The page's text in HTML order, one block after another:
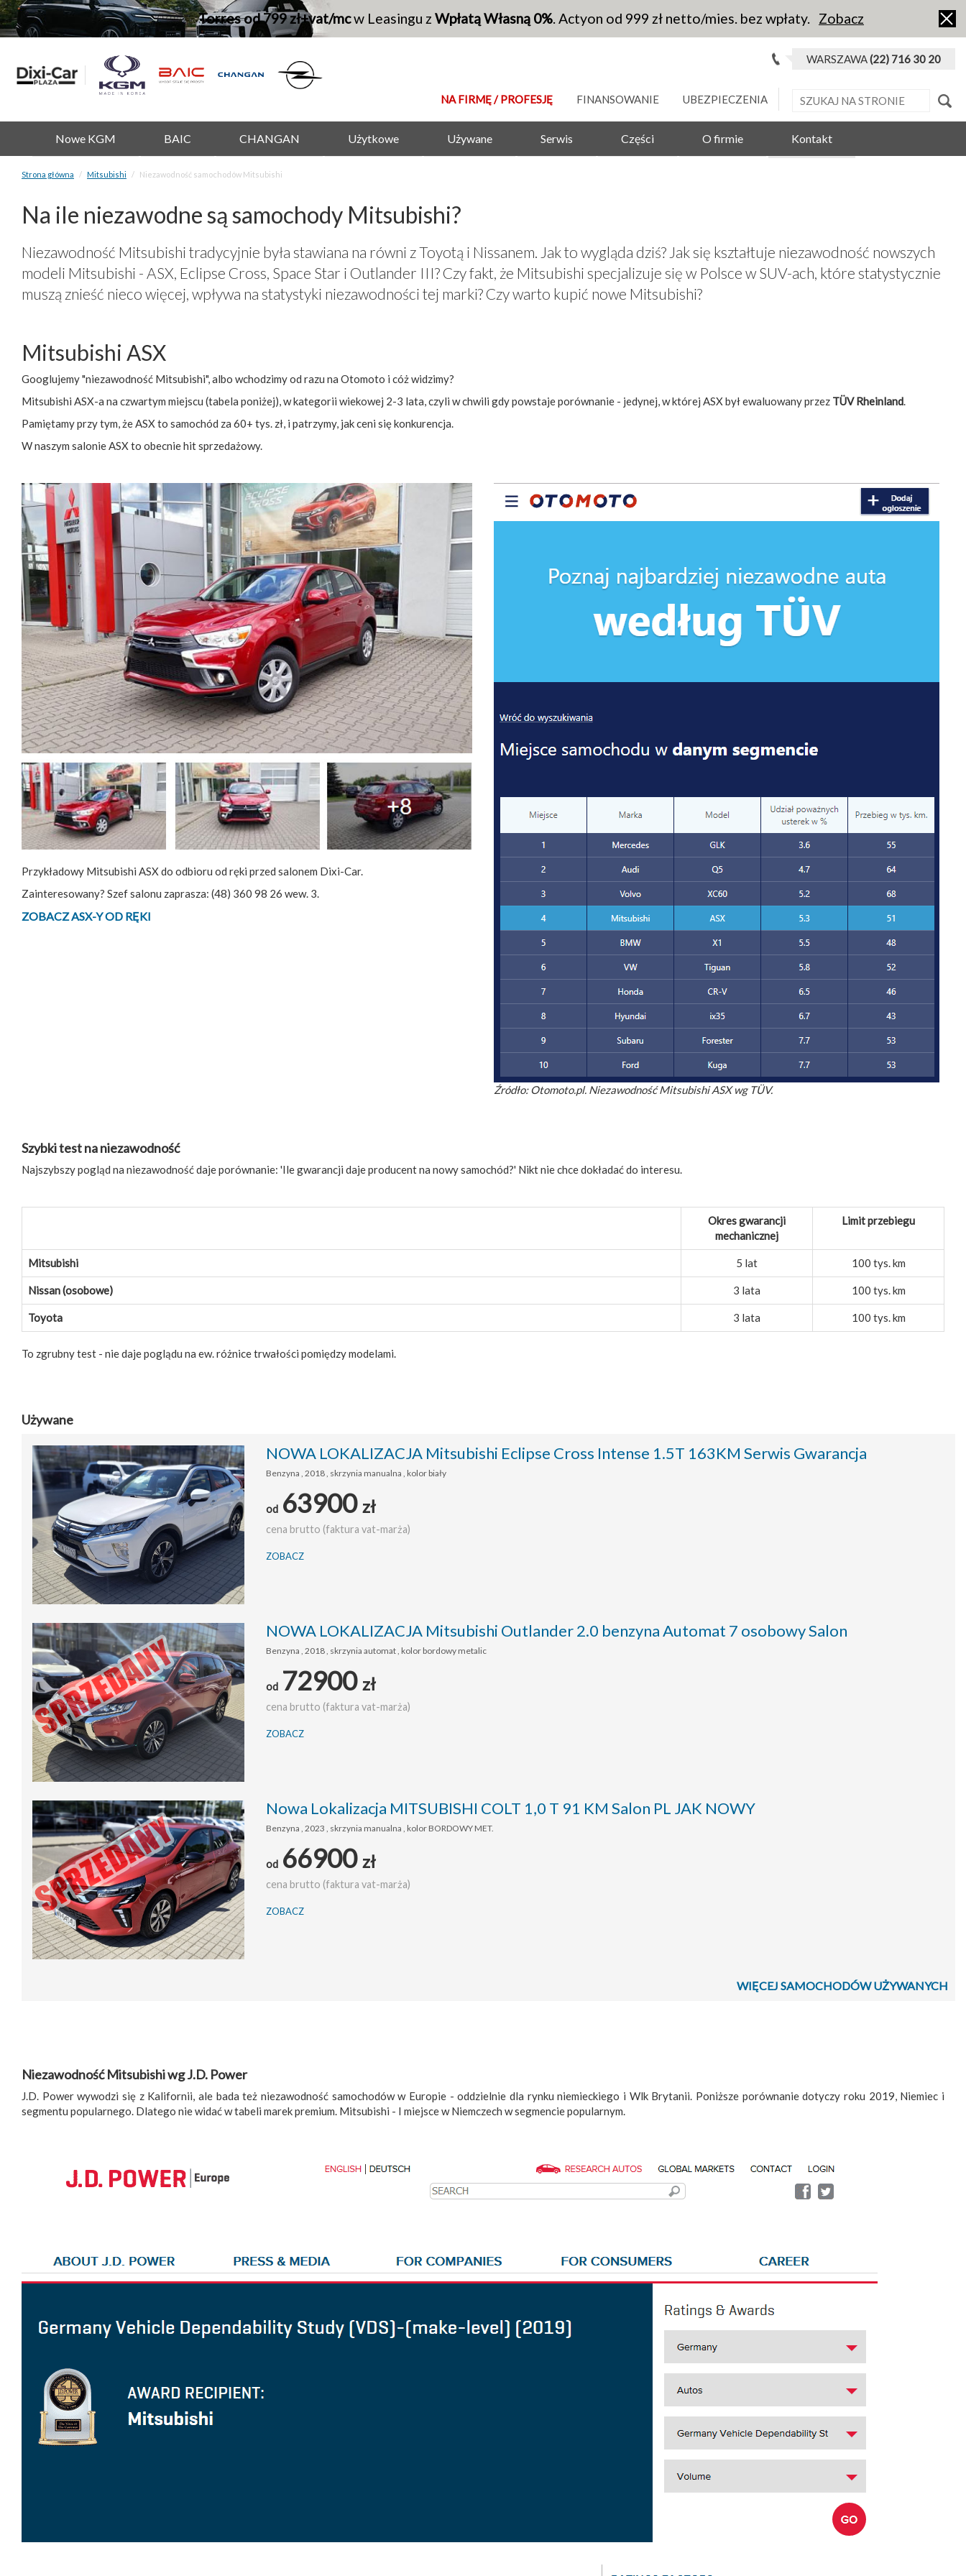
Torres od 799 zł+vat/mcw Leasingu z Wpłatą Własną 0%. Actyon od 999 zł netto/mies. bez wpłaty. Zobacz
WARSZAWA(22) 716 30 20
NA FIRMĘ / PROFESJĘ FINANSOWANIE UBEZPIECZENIA
Nowe KGM BAIC CHANGAN Użytkowe Używane Serwis Części O firmie Kontakt
Strona główna Mitsubishi Niezawodność samochodów Mitsubishi
Na ile niezawodne są samochody Mitsubishi?
Niezawodność Mitsubishi tradycyjnie była stawiana na równi z Toyotą i Nissanem. Jak to wygląda dziś? Jak się kształtuje niezawodność nowszych
modeli Mitsubishi - ASX, Eclipse Cross, Space Star i Outlander III? Czy fakt, że Mitsubishi specjalizuje się w Polsce w SUV-ach, które statystycznie
muszą znieść nieco więcej, wpływa na statystyki niezawodności tej marki? Czy warto kupić nowe Mitsubishi?
Mitsubishi ASX
Googlujemy "niezawodność Mitsubishi", albo wchodzimy od razu na Otomoto i cóż widzimy?
Mitsubishi ASX-a na czwartym miejscu (tabela poniżej), w kategorii wiekowej 2-3 lata, czyli w chwili gdy powstaje porównanie - jedynej, w której ASX był ewaluowany przez TÜV Rheinland.
Pamiętamy przy tym, że ASX to samochód za 60+ tys. zł, i patrzymy, jak ceni się konkurencja.
W naszym salonie ASX to obecnie hit sprzedażowy.
Przykładowy Mitsubishi ASX do odbioru od ręki przed salonem Dixi-Car.
Zainteresowany? Szef salonu zaprasza: (48) 360 98 26 wew. 3.
ZOBACZ ASX-Y OD RĘKI
Źródło: Otomoto.pl. Niezawodność Mitsubishi ASX wg TÜV.
Szybki test na niezawodność
Najszybszy pogląd na niezawodność daje porównanie: 'Ile gwarancji daje producent na nowy samochód?' Nikt nie chce dokładać do interesu.
Okres gwarancji
mechanicznej
Limit przebiegu
Mitsubishi 5 lat 100 tys. km
Nissan (osobowe) 3 lata 100 tys. km
Toyota 3 lata 100 tys. km
To zgrubny test - nie daje poglądu na ew. różnice trwałości pomiędzy modelami.
Używane
NOWA LOKALIZACJA Mitsubishi Eclipse Cross Intense 1.5T 163KM Serwis Gwarancja
Benzyna , 2018 , skrzynia manualna , kolor biały
od 63900 zł
cena brutto (faktura vat-marża)
ZOBACZ
NOWA LOKALIZACJA Mitsubishi Outlander 2.0 benzyna Automat 7 osobowy Salon
Benzyna , 2018 , skrzynia automat , kolor bordowy metalic
od 72900 zł
cena brutto (faktura vat-marża)
ZOBACZ
Nowa Lokalizacja MITSUBISHI COLT 1,0 T 91 KM Salon PL JAK NOWY
Benzyna , 2023 , skrzynia manualna , kolor BORDOWY MET.
od 66900 zł
cena brutto (faktura vat-marża)
ZOBACZ
WIĘCEJ SAMOCHODÓW UŻYWANYCH
Niezawodność Mitsubishi wg J.D. Power
J.D. Power wywodzi się z Kalifornii, ale bada też niezawodność samochodów w Europie - oddzielnie dla rynku niemieckiego i Wlk Brytanii. Poniższe porównanie dotyczy roku 2019, Niemiec i
segmentu popularnego. Dlatego nie widać w tabeli marek premium. Mitsubishi - I miejsce w Niemczech w segmencie popularnym.